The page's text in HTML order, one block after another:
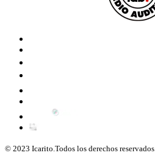
© 2023 Icarito.Todos los derechos reservados.